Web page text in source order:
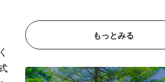
もっとみる